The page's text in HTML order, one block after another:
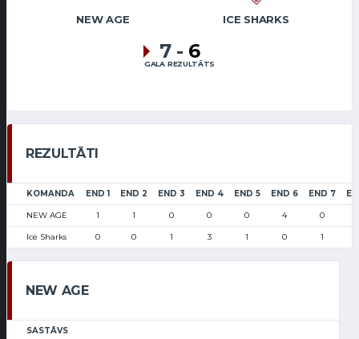
NEW AGE ICE SHARKS
7 - 6
GALA REZULTĀTS
REZULTĀTI
KOMANDA END 1 END 2 END 3 END 4 END 5 END 6 END 7
NEW AGE 1 1 0 0 0 4 0
Ice Sharks 0 0 1 3 1 0 1
NEW AGE
SASTĀVS